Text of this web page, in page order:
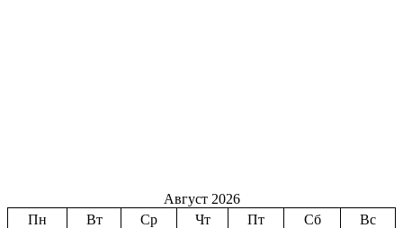
Август 2026
Пн
Вт Ср Чт Пт Сб
Вс